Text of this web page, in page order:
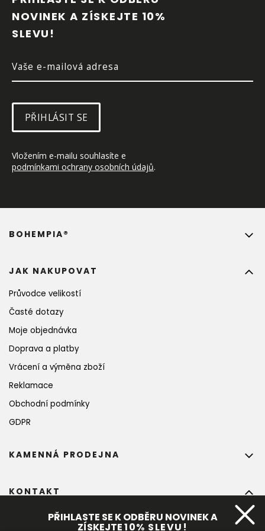
NOVINEK A ZÍSKEJTE 10%
SLEVU!
PŘIHLÁSIT SE
Vložením e-mailu souhlasíte e
podmínkami ochrany osobních údajů.
JAK NAKUPOVAT
Průvodce velikostí
Časté dotazy
Moje objednávka
Doprava a platby
Vrácení a výměna zboží
Reklamace
Obchodní podmínky
GDPR
BOHEMPIA®
KONTAKT
bohempia.com
KAMENNÁ PRODEJNA
PŘIHLASTE SE K ODBĚRU NOVINEK A
ZÍSKEJTE10% SLEVU!